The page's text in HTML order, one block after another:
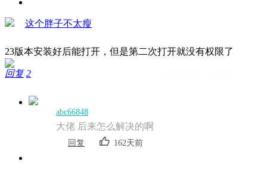
这个胖子不太瘦
23版本安装好后能打开，但是第二次打开就没有权限了
回复 2
abc66848
大佬 后来怎么解决的啊
回复 162天前